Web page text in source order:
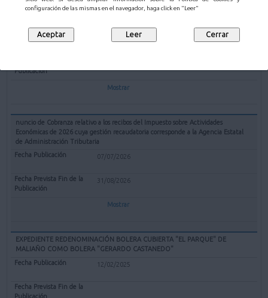
configuración de las mismas en el navegador, haga click en "Leer"
TRAMITACION DE EXPEDIENTE DE MATRICULACION DE FINCA CONFORME
05/08/2026
Mostrar
nuncio de Cobranza relativo a los recibos del Impuesto sobre Actividades
Económicas de 2026 cuya gestión recaudatoria corresponde a la Agencia Estatal
de Administración Tributaria
07/07/2026
31/08/2026
Mostrar
EXPEDIENTE REDENOMINACIÓN BOLERA CUBIERTA "EL PARQUE" DE
MALIAÑO COMO BOLERA "GERARDO CASTANEDO"
12/02/2025